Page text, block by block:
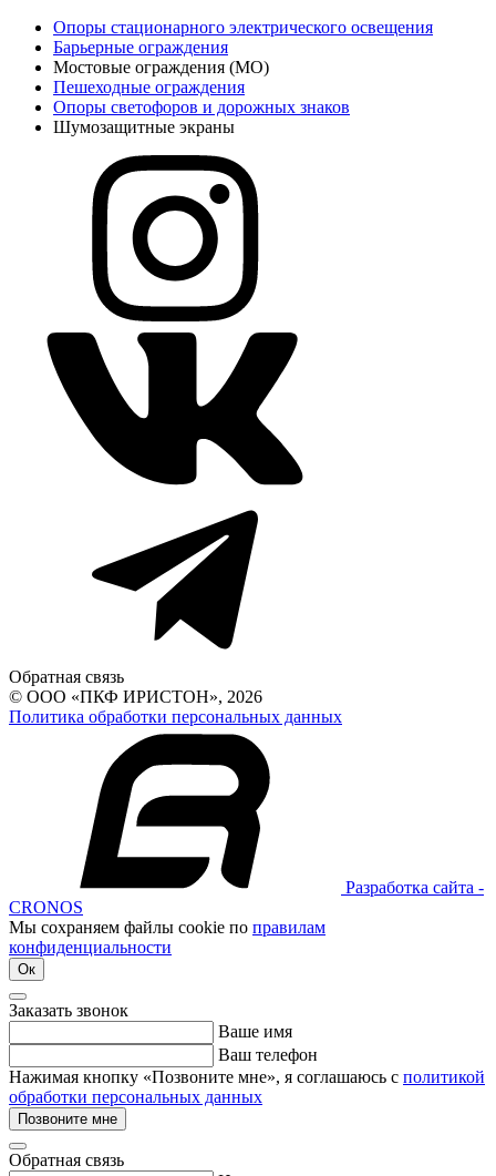
Опоры стационарного электрического освещения
Барьерные ограждения
Мостовые ограждения (МО)
Пешеходные ограждения
Опоры светофоров и дорожных знаков
Шумозащитные экраны
Обратная связь
© ООО «ПКФ ИРИСТОН», 2026
Политика обработки персональных данных
Разработка сайта -
CRONOS
Мы сохраняем файлы cookie по правилам
конфиденциальности
Ок
Заказать звонок
Ваше имя
Ваш телефон
Нажимая кнопку «Позвоните мне», я соглашаюсь с политикой
обработки персональных данных
Позвоните мне
Обратная связь